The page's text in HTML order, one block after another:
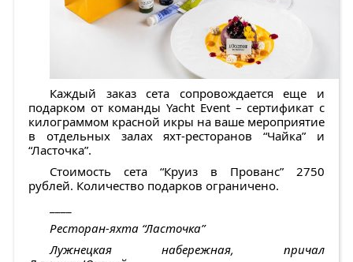
Каждый заказ сета сопровождается еще и
подарком от команды Yacht Event – сертификат с
килограммом красной икры на ваше мероприятие
в отдельных залах яхт-ресторанов “Чайка” и
“Ласточка”.
Стоимость сета “Круиз в Прованс” 2750
рублей. Количество подарков ограничено.
Ресторан-яхта “Ласточка”
Лужнецкая набережная, причал